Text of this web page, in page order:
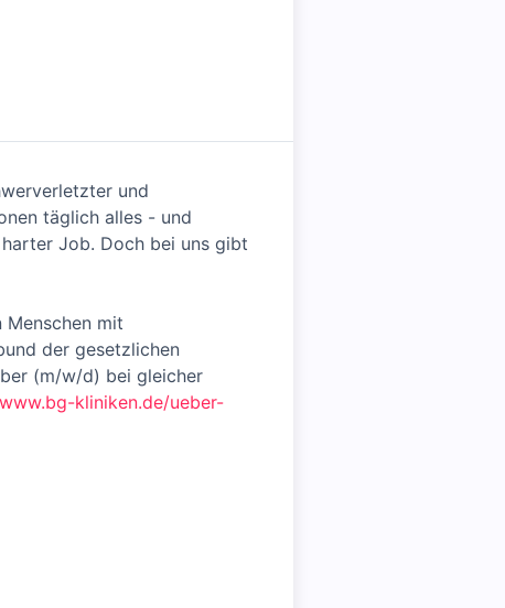
und
täglich alles - und
Job. Doch bei uns gibt
mit
der gesetzlichen
(m/w/d) bei gleicher
kliniken.de/ueber-